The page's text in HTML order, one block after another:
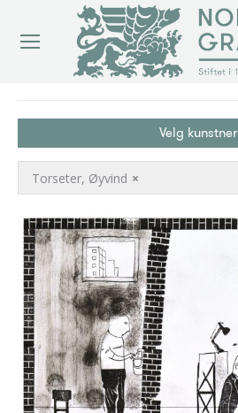
Velg kunstner
×
Torseter, Øyvind